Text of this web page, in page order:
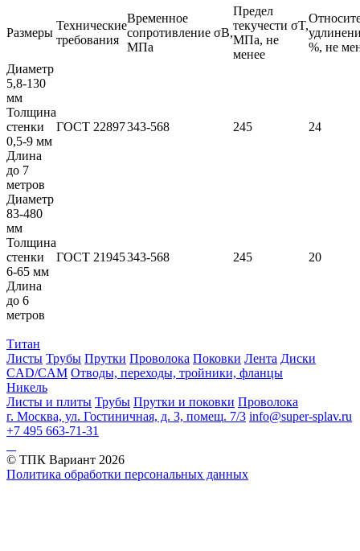
Размеры
Технические
требования
Временное
сопротивление σB,
МПа
Предел
текучести σT,
МПа, не
менее
%, не
Диаметр
5,8-130
мм
Толщина
стенки
0,5-9 мм
Длина
до 7
метров
ГОСТ 22897343-568 245 24
Диаметр
83-480
мм
Толщина
стенки
6-65 мм
Длина
до 6
метров
ГОСТ 21945343-568 245 20
Титан
Листы Трубы Прутки Проволока Поковки Лента Диски
CAD/CAM Отводы, переходы, тройники, фланцы
Никель
Листы и плиты Трубы Прутки и поковки Проволока
г. Москва, ул. Гостиничная, д. 3, помещ. 7/3 info@super-splav.ru
+7 495 663-71-31
© ТПК Вариант 2026
Политика обработки персональных данных